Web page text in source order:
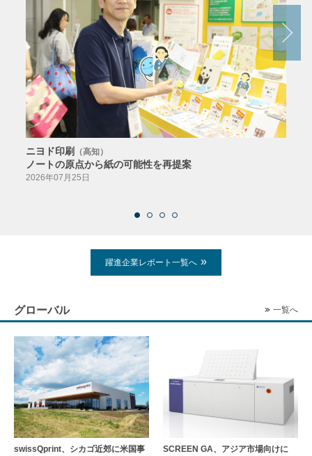
ニヨド印刷 （高知）
ノートの原点から紙の可能性を再提案
2026年07月25日
躍進企業レポート一覧へ
グローバル 一覧へ
swissQprint、シカゴ近郊に⽶国事
SCREEN GA、アジア市場向けに